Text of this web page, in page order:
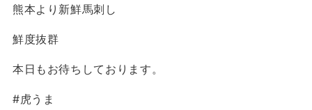
熊本より新鮮馬刺し
鮮度抜群
本日もお待ちしております。
#虎うま